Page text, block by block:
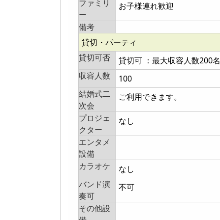
ファミリ
ー
お子様連れ歓迎
備考
貸切・パーティ
貸切可否
貸切可 ：最大収容人数200名
収容人数
100
結婚式二
次会
ご利用できます。
プロジェ
クター
なし
エンタメ
設備
カラオケ
なし
バンド演
奏可
不可
その他設